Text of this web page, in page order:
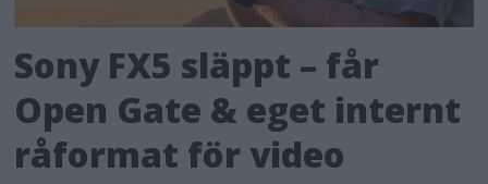
Sony FX5 släppt – får
Open Gate & eget internt
råformat för video